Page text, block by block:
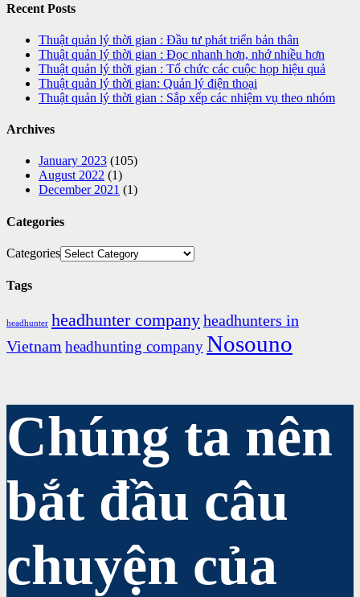
Recent Posts
Thuật quản lý thời gian : Đầu tư phát triển bản thân
Thuật quản lý thời gian : Đọc nhanh hơn, nhớ nhiều hơn
Thuật quản lý thời gian : Tổ chức các cuộc họp hiệu quả
Thuật quản lý thời gian: Quản lý điện thoại
Thuật quản lý thời gian : Sắp xếp các nhiệm vụ theo nhóm
Archives
January 2023 (105)
August 2022 (1)
December 2021 (1)
Categories
Categories
Tags
headhunter headhunter companyheadhunters in
Vietnamheadhunting companyNosouno
Chúng ta nên
bắt đầu câu
chuyện của